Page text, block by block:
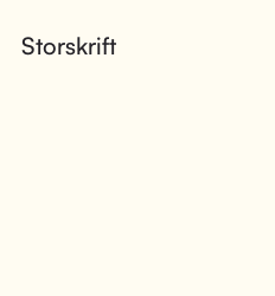
Storskrift